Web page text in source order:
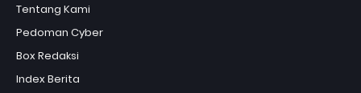
Tentang Kami
Pedoman Cyber
Box Redaksi
Index Berita